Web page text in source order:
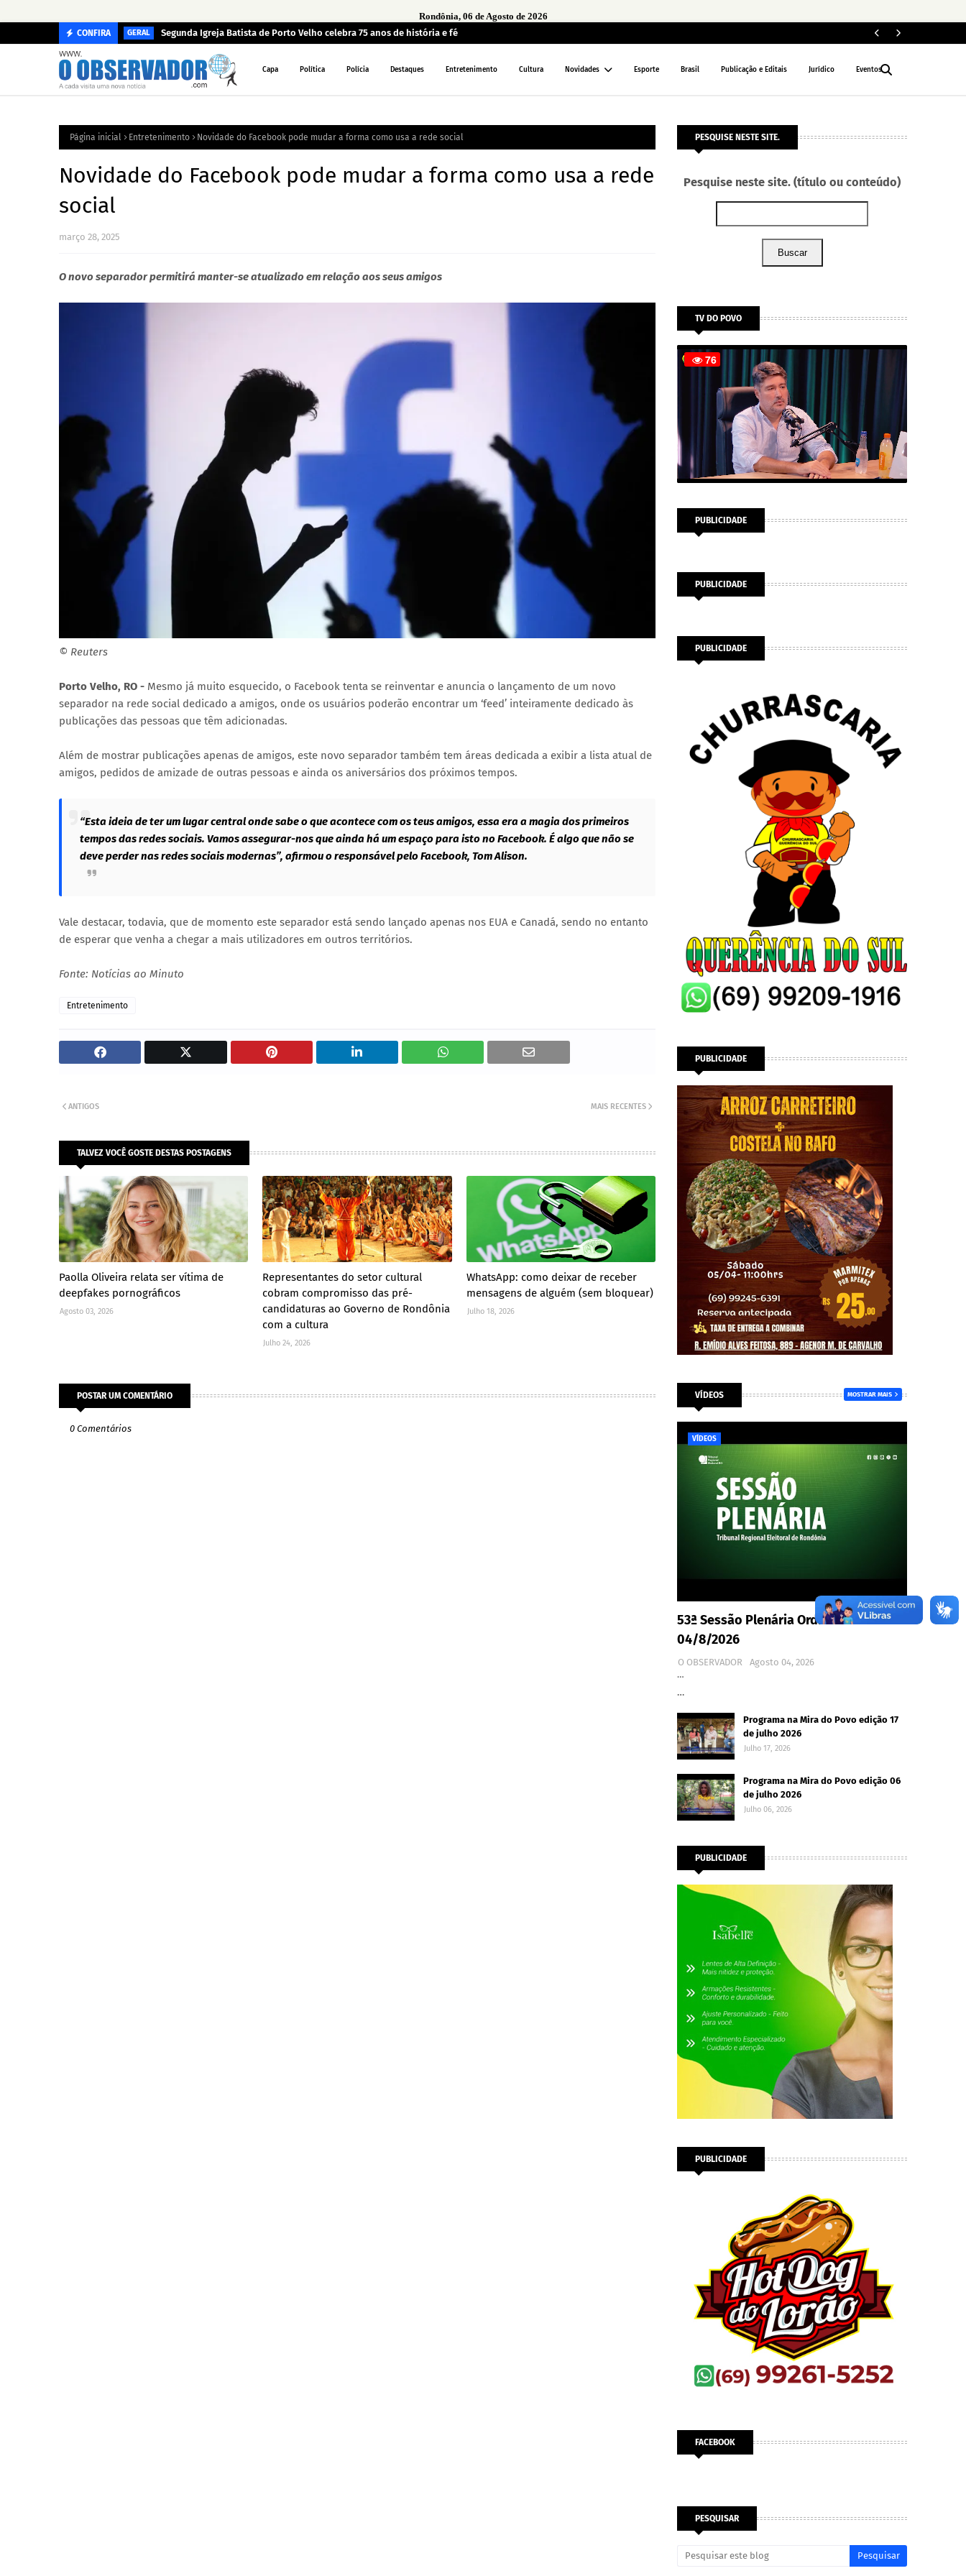
Rondônia, 06 de Agosto de 2026
CONFIRA GERAL Segunda Igreja Batista de Porto Velho celebra 75 anos de história e fé
Capa Política Polícia Destaques Entretenimento Cultura Novidades Esporte Brasil Publicação e Editais Jurídico Eventos
Página inicial Entretenimento Novidade do Facebook pode mudar a forma como usa a rede social
Novidade do Facebook pode mudar a forma como usa a rede
social
março 28, 2025
O novo separador permitirá manter-se atualizado em relação aos seus amigos
© Reuters
Porto Velho, RO - Mesmo já muito esquecido, o Facebook tenta se reinventar e anuncia o lançamento de um novo
separador na rede social dedicado a amigos, onde os usuários poderão encontrar um ‘feed’ inteiramente dedicado às
publicações das pessoas que têm adicionadas.
Além de mostrar publicações apenas de amigos, este novo separador também tem áreas dedicada a exibir a lista atual de
amigos, pedidos de amizade de outras pessoas e ainda os aniversários dos próximos tempos.
“Esta ideia de ter um lugar central onde sabe o que acontece com os teus amigos, essa era a magia dos primeiros
tempos das redes sociais. Vamos assegurar-nos que ainda há um espaço para isto no Facebook. É algo que não se
deve perder nas redes sociais modernas”, afirmou o responsável pelo Facebook, Tom Alison.
Vale destacar, todavia, que de momento este separador está sendo lançado apenas nos EUA e Canadá, sendo no entanto
de esperar que venha a chegar a mais utilizadores em outros territórios.
Fonte: Notícias ao Minuto
Entretenimento
MAIS RECENTES
ANTIGOS
TALVEZ VOCÊ GOSTE DESTAS POSTAGENS
Paolla Oliveira relata ser vítima de
deepfakes pornográficos
Agosto 03, 2026
Representantes do setor cultural
cobram compromisso das pré-
candidaturas ao Governo de Rondônia
com a cultura
Julho 24, 2026
WhatsApp: como deixar de receber
mensagens de alguém (sem bloquear)
Julho 18, 2026
POSTAR UM COMENTÁRIO
0 Comentários
PESQUISE NESTE SITE.
Pesquise neste site. (título ou conteúdo)
Buscar
TV DO POVO
PUBLICIDADE
PUBLICIDADE
PUBLICIDADE
PUBLICIDADE
VÍDEOS MOSTRAR MAIS
VÍDEOS
53ª Sessão Plenária Ordinária -
04/8/2026
O OBSERVADOR
Agosto 04, 2026
…
…
Programa na Mira do Povo edição 17
de julho 2026
Julho 17, 2026
Programa na Mira do Povo edição 06
de julho 2026
Julho 06, 2026
PUBLICIDADE
PUBLICIDADE
FACEBOOK
PESQUISAR